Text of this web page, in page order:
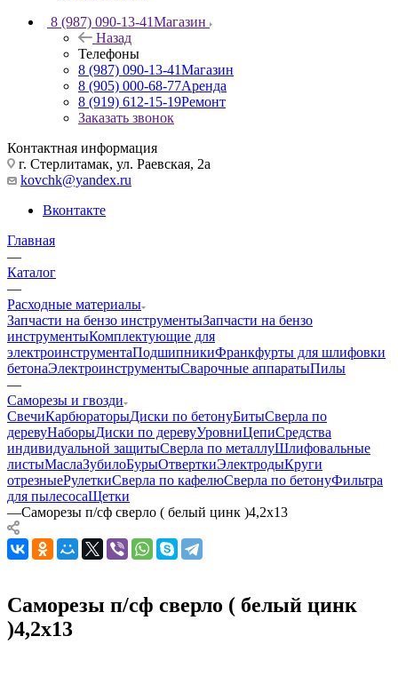
8 (987) 090-13-41Магазин
Назад
Телефоны
8 (987) 090-13-41Магазин
8 (905) 000-68-77Аренда
8 (919) 612-15-19Ремонт
Заказать звонок
Контактная информация
г. Стерлитамак, ул. Раевская, 2а
kovchk@yandex.ru
Вконтакте
Главная
—
Каталог
—
Расходные материалы
Запчасти на бензо инструментыЗапчасти на бензо
инструментыКомплектующие для
электроинструментаПодшипникиФранкфурты для шлифовки
бетонаЭлектроинструментыСварочные аппаратыПилы
—
Саморезы и гвозди
СвечиКарбюраторыДиски по бетонуБитыСверла по
деревуНаборыДиски по деревуУровниЦепиСредства
индивидуальной защитыСверла по металлуШлифовальные
листыМаслаЗубилоБурыОтверткиЭлектродыКруги
отрезныеРулеткиСверла по кафелюСверла по бетонуФильтра
для пылесосаЩетки
—Саморезы п/сф сверло ( белый цинк )4,2х13
Саморезы п/сф сверло ( белый цинк
)4,2х13